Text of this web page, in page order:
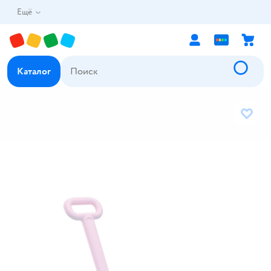
Ещё
Каталог
В